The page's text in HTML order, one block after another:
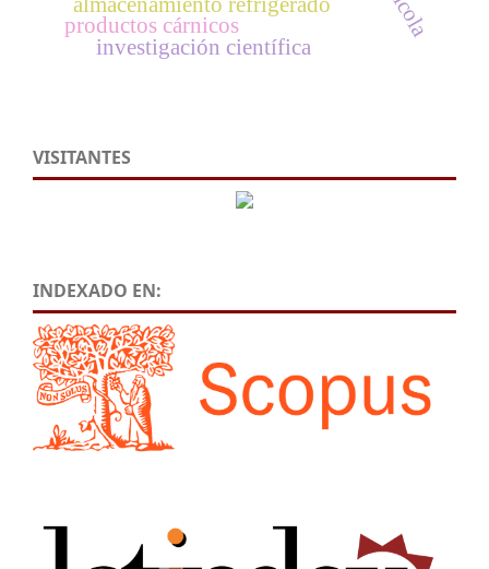
productos cárnicos
investigación científica
VISITANTES
INDEXADO EN: